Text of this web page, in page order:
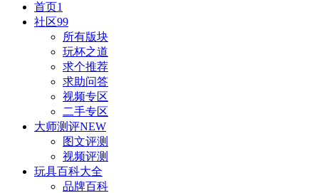
首页1
社区99
所有版块
玩杯之道
求个推荐
求助问答
视频专区
二手专区
大师测评NEW
图文评测
视频评测
玩具百科大全
品牌百科